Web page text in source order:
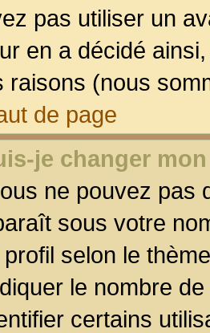
pas utiliser un
en a décidé
raisons (nous
de page
je changer
ne pouvez pas
sous votre
selon le
le nombre
certains